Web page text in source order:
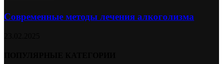
Современные методы лечения алкоголизма